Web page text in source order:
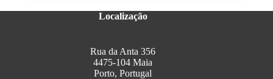
Localização
Rua da Anta 356
4475-104 Maia
Porto, Portugal